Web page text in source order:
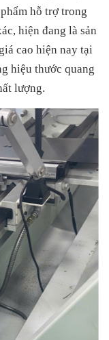
hỗ trợ trong
hiện đang là sản
cao hiện nay tại
hiệu thước quang
lượng.